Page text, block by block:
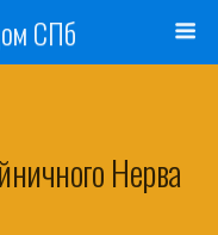
СПб
Нерва